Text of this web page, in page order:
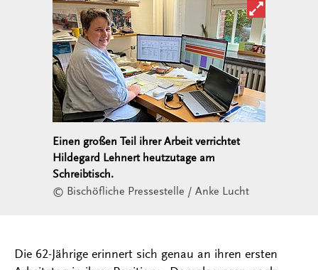
Bild in
Einen großen Teil ihrer Arbeit verrichtet
Hildegard Lehnert heutzutage am
Schreibtisch.
© Bischöfliche Pressestelle / Anke Lucht
Die 62-Jährige erinnert sich genau an ihren ersten